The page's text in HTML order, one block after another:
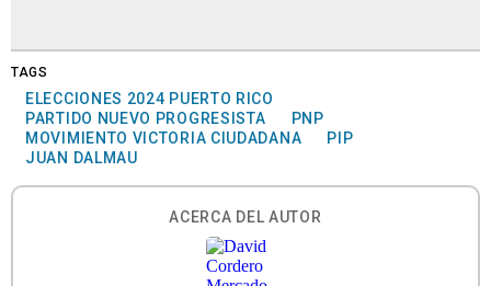
TAGS
ELECCIONES 2024 PUERTO RICO
PARTIDO NUEVO PROGRESISTA
PNP
MOVIMIENTO VICTORIA CIUDADANA
PIP
JUAN DALMAU
ACERCA DEL AUTOR